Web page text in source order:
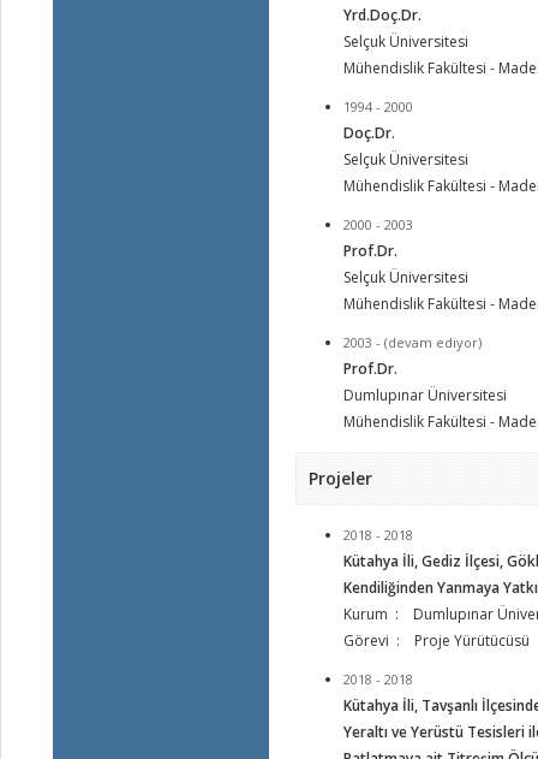
Yrd.Doç.Dr.
Selçuk Üniversitesi
Mühendislik Fakültesi -
1994 - 2000
Doç.Dr.
Selçuk Üniversitesi
Mühendislik Fakültesi -
2000 - 2003
Prof.Dr.
Selçuk Üniversitesi
Mühendislik Fakültesi -
2003 - (devam ediyor)
Prof.Dr.
Dumlupınar Üniversitesi
Mühendislik Fakültesi -
Projeler
2018 - 2018
Kütahya İli, Gediz İlçesi,
Kendiliğinden Yanmaya
Kurum : Dumlupınar
Görevi : Proje Yürütücüsü
2018 - 2018
Kütahya İli, Tavşanlı
Yeraltı ve Yerüstü Tesisleri